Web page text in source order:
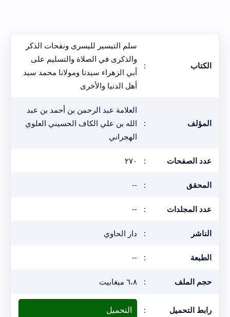
الكتاب :
سلم التيسير لليسرى ونفحات الذكر
والذكرى في الصلاة والتسليم على
أبي الزهراء سيدنا ومولانا محمد سيد
أهل الدنيا والأخرى
المؤلف :
العلامة عبد الرحمن بن أحمد بن عبد
الله بن علي الكاف الحسيني العلوي
الهجراني
عدد الصفحات : ٢٧٠
المحقق :
--
عدد المجلدات :
--
الناشر : دار الحاوي
الطبعة :
--
حجم الملف : ٦،٨ ميغابيت
رابط التحميل : التحميل